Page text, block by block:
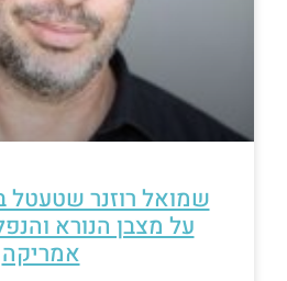
שמואל רוזנר שטעטל
על מצבן הנורא
אמריקה